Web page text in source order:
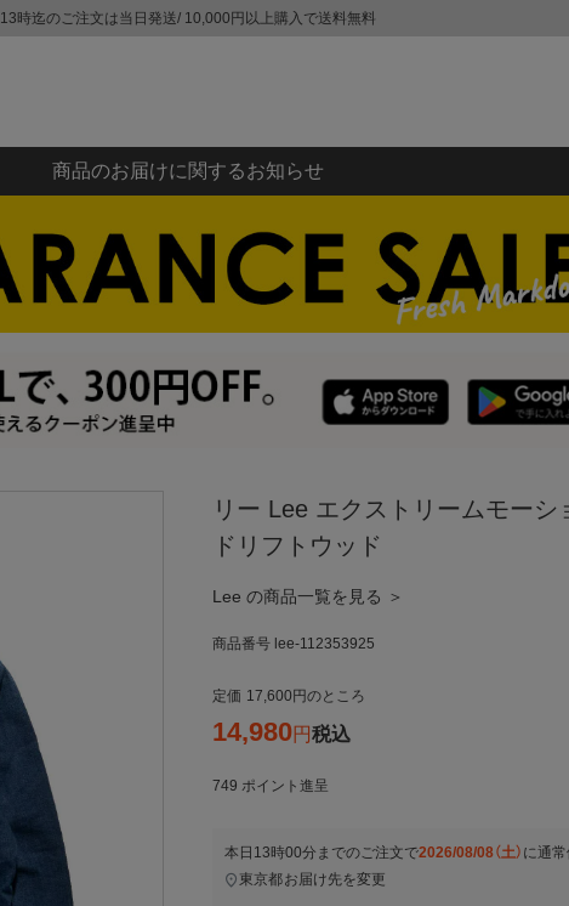
13時迄のご注文は当日発送/ 10,000円以上購入で送料無料
商品のお届けに関するお知らせ
リー Lee エクストリームモーシ
ドリフトウッド
Lee の商品一覧を見る ＞
商品番号 lee-112353925
定価 17,600 のところ
14,980 税込
749 ポイント進呈
本日 13時00分 までのご注文で2026/08/08（土） に通常
東京都お届け先を変更